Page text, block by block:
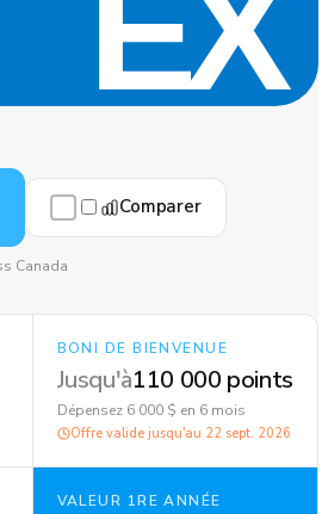
Comparer
Canada
BONI DE BIENVENUE
Jusqu'à110 000 points
Dépensez 6 000 $ en 6 mois
Offre valide jusqu'au 22 sept. 2026
VALEUR 1RE ANNÉE